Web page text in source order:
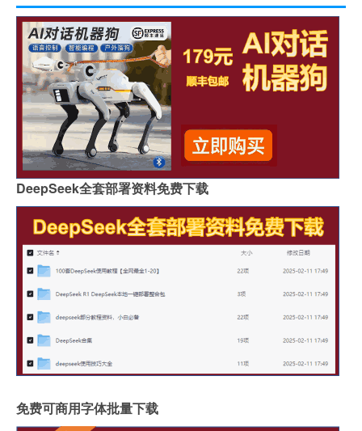
DeepSeek全套部署资料免费下载
免费可商用字体批量下载